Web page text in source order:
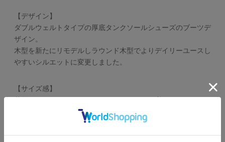
【デザイン】
ダブルウェルトタイプの厚底タンクソールシューズのブーツデ
ザイン。
木型を新たにリモデルしラウンド木型でよりデイリーユースし
やすいシルエットに変更しました。
【サイズ感】
革靴で25.5cm、スニーカーで26.5-27cmを着用するスタッ
フで＜41＞でジャストサイズでした。
サイズ感は、個人差がございますのであくまで参考程度にお考
えください。